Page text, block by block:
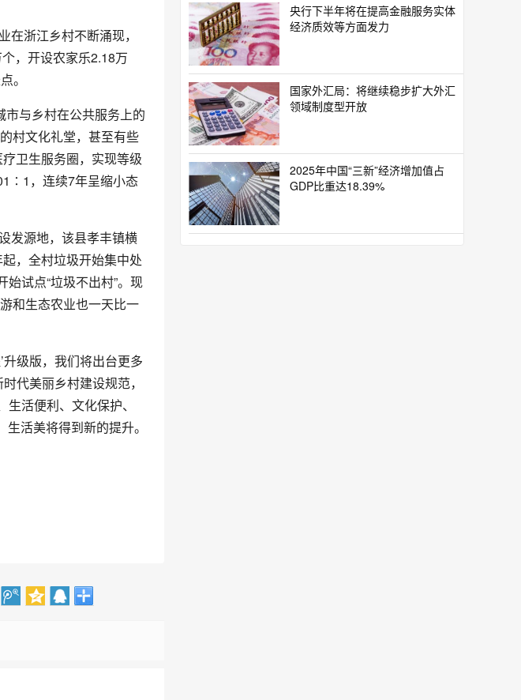
浙江乡村不断涌现，
，开设农家乐2.18万
。
市与乡村在公共服务上的
村文化礼堂，甚至有些
卫生服务圈，实现等级
，连续7年呈缩小态
发源地，该县孝丰镇横
，全村垃圾开始集中处
试点“垃圾不出村”。现
和生态农业也一天比一
升级版，我们将出台更多
代美丽乡村建设规范，
活便利、文化保护、
活美将得到新的提升。
央行下半年将在提高金融服务实体
经济质效等方面发力
国家外汇局：将继续稳步扩大外汇
领域制度型开放
2025年中国“三新”经济增加值占
GDP比重达18.39%